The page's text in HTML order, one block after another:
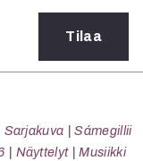
Tilaa
Sarjakuva
Sámegillii
Näyttelyt
Musiikki